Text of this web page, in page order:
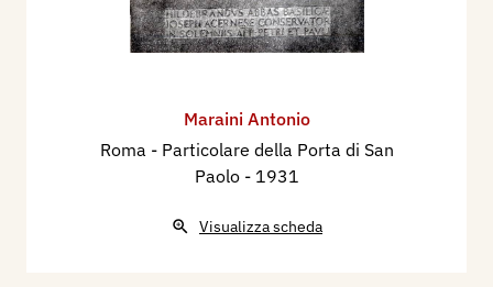
Maraini Antonio
Roma - ​Particolare della Porta di San
Paolo - 1931
Visualizza scheda